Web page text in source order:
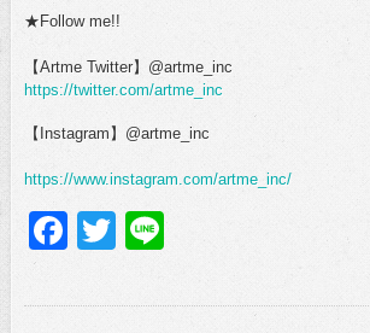
★Follow me!!
【Artme Twitter】@artme_inc
https://twitter.com/artme_inc
【Instagram】@artme_inc
https://www.instagram.com/artme_inc/
Facebook
Twitter
Line